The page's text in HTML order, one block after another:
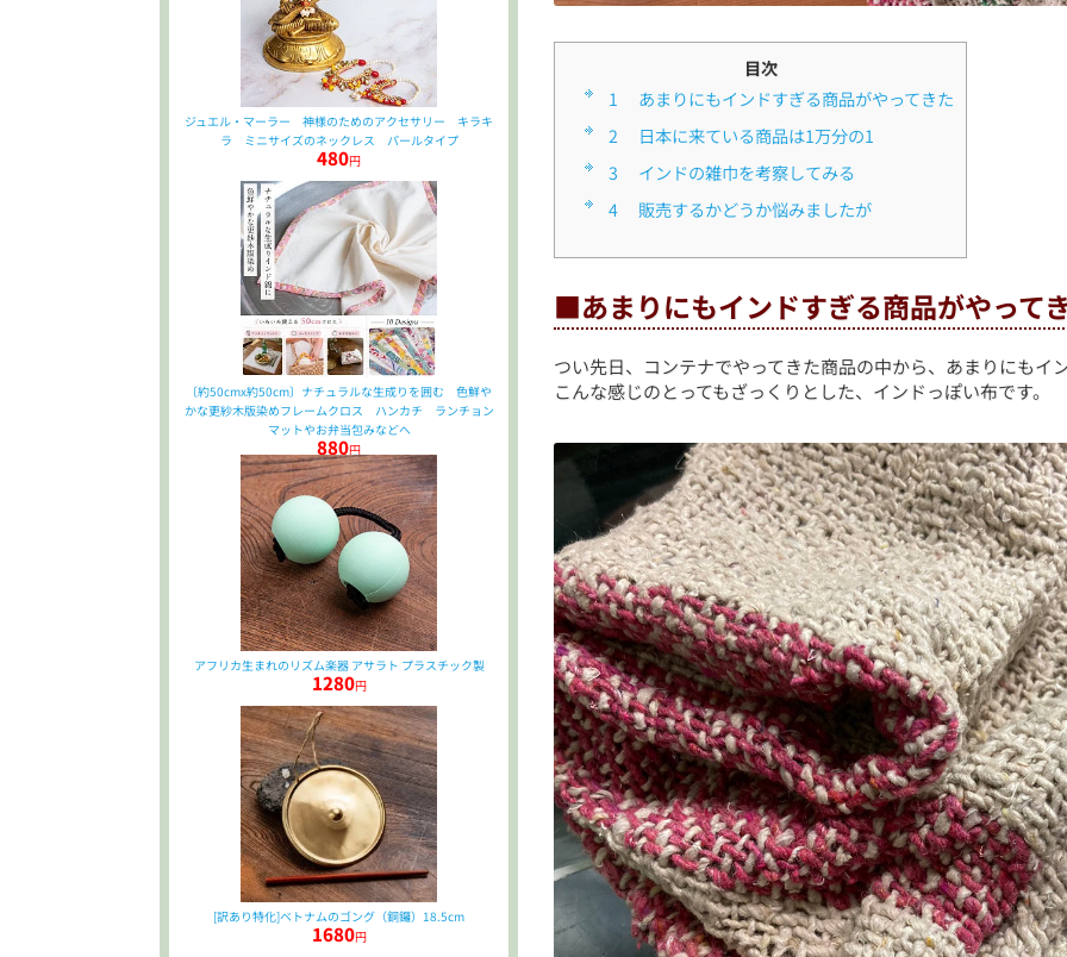
目次
1
■あまりにもインドすぎる商品がやってきた
2
■日本に来ている商品は1万分の1
3
■インドの雑巾を考察してみる
4
■販売するかどうか悩みましたが
■あまりにもインドすぎる商品がやって
つい先日、コンテナでやってきた商品の中から、あまりにもイ
こんな感じのとってもざっくりとした、インドっぽい布です。
ジュエル・マーラー 神様のためのアクセサリー キラキ
ラ ミニサイズのネックレス パールタイプ
480円
〔約50cmx約50cm〕ナチュラルな生成りを囲む 色鮮や
かな更紗木版染めフレームクロス ハンカチ ランチョン
マットやお弁当包みなどへ
880円
アフリカ生まれのリズム楽器 アサラト プラスチック製
1280円
[訳あり特化]ベトナムのゴング（銅鑼）18.5cm
1680円